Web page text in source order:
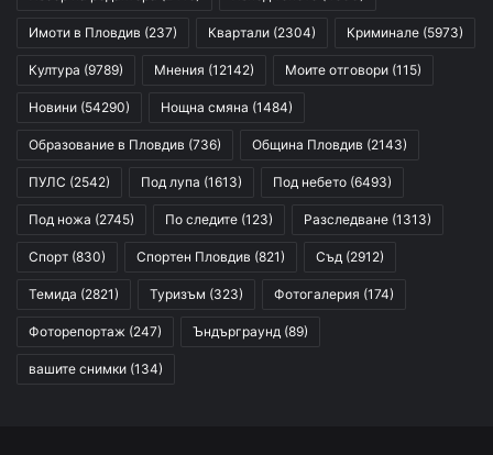
Имоти в Пловдив (237) Квартали (2304) Криминале (5973)
Култура (9789) Мнения (12142) Моите отговори (115)
Новини (54290) Нощна смяна (1484)
Образование в Пловдив (736) Община Пловдив (2143)
ПУЛС (2542) Под лупа (1613) Под небето (6493)
Под ножа (2745) По следите (123) Разследване (1313)
Спорт (830) Спортен Пловдив (821) Съд (2912)
Темида (2821) Туризъм (323) Фотогалерия (174)
Фоторепортаж (247) Ъндърграунд (89)
вашите снимки (134)